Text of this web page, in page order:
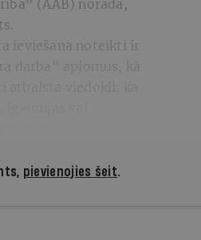
(AAB) norāda,
ieviešana noteikti ir
darba" apjomus, kā
pievienojies šeit.